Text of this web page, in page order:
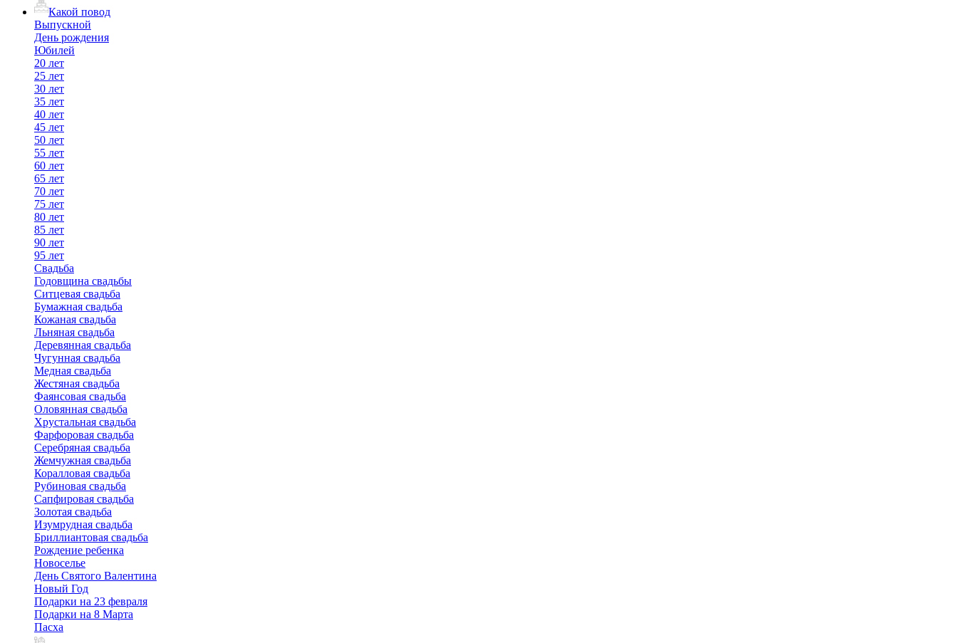
Какой повод
Выпускной
День рождения
Юбилей
20 лет
25 лет
30 лет
35 лет
40 лет
45 лет
50 лет
55 лет
60 лет
65 лет
70 лет
75 лет
80 лет
85 лет
90 лет
95 лет
Свадьба
Годовщина свадьбы
Ситцевая свадьба
Бумажная свадьба
Кожаная свадьба
Льняная свадьба
Деревянная свадьба
Чугунная свадьба
Медная свадьба
Жестяная свадьба
Фаянсовая свадьба
Оловянная свадьба
Хрустальная свадьба
Фарфоровая свадьба
Серебряная свадьба
Жемчужная свадьба
Коралловая свадьба
Рубиновая свадьба
Сапфировая свадьба
Золотая свадьба
Изумрудная свадьба
Бриллиантовая свадьба
Рождение ребенка
Новоселье
День Святого Валентина
Новый Год
Подарки на 23 февраля
Подарки на 8 Марта
Пасха